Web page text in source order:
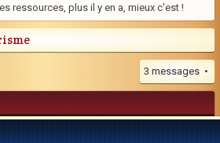
ressources, plus il y en a, mieux c'est !
3 messages •